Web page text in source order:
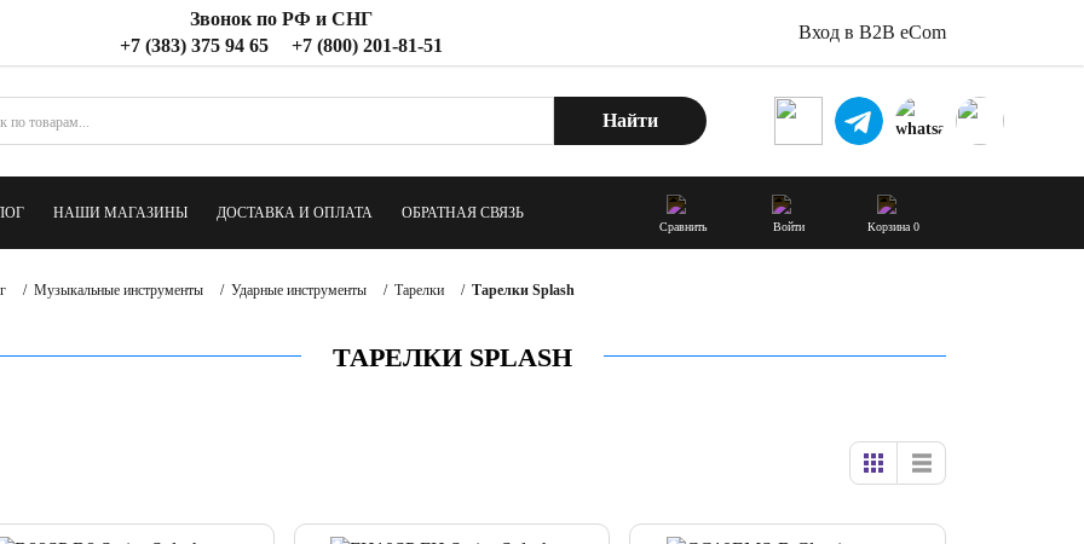
Звонок по РФ и СНГ
+7 (383) 375 94 65
+7 (800) 201-81-51
Вход в B2B eCom
Найти
НАШИ МАГАЗИНЫ ДОСТАВКА И ОПЛАТА ОБРАТНАЯ СВЯЗЬ
Сравнить Войти Корзина 0
/ Музыкальные инструменты / Ударные инструменты / Тарелки / Тарелки Splash
ТАРЕЛКИ SPLASH